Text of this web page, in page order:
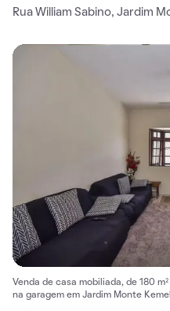
Rua William Sabino, Jardim
Venda de casa mobiliada, de 180
na garagem em Jardim Monte